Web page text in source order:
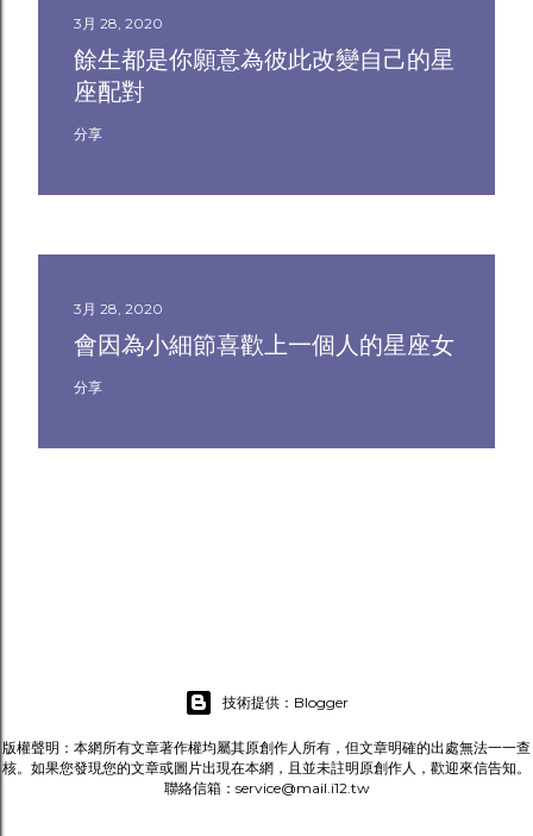
3月 28, 2020
餘生都是你願意為彼此改變自己的星
座配對
分享
3月 28, 2020
會因為小細節喜歡上一個人的星座女
分享
技術提供：Blogger
版權聲明：本網所有文章著作權均屬其原創作人所有，但文章明確的出處無法一一查
核。如果您發現您的文章或圖片出現在本網，且並未註明原創作人，歡迎來信告知。
聯絡信箱：service@mail.i12.tw